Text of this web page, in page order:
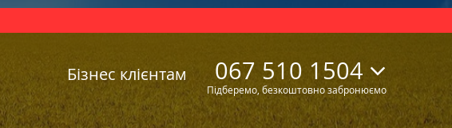
Бізнес клієнтам 067 510 1504
Підберемо, безкоштовно забронюємо